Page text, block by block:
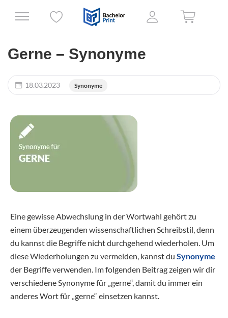
Gerne – Synonyme
18.03.2023 Synonyme
Eine gewisse Abwechslung in der Wortwahl gehört zu
einem überzeugenden wissenschaftlichen Schreibstil, denn
du kannst die Begriffe nicht durchgehend wiederholen. Um
diese Wiederholungen zu vermeiden, kannst du Synonyme
der Begriffe verwenden. Im folgenden Beitrag zeigen wir dir
verschiedene Synonyme für „gerne“, damit du immer ein
anderes Wort für „gerne“ einsetzen kannst.